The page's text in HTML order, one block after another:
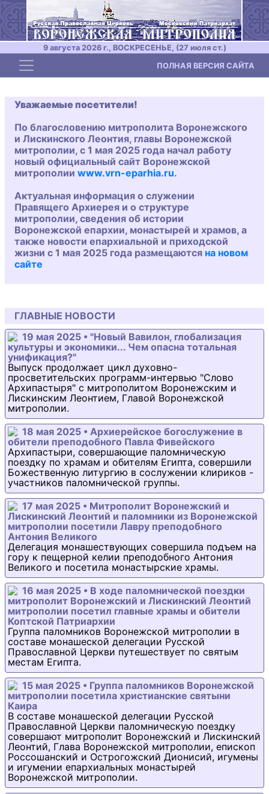
9 августа 2026 г., ВОСКРЕСЕНЬЕ, (27 июля ст.)
Toggle navigation ПОЛНАЯ ВЕРСИЯ САЙТА
Уважаемые посетители!
По благословению митрополита Воронежского
и Лискинского Леонтия, главы Воронежской
митрополии, с 1 мая 2025 года начал работу
новый официальный сайт Воронежской
митрополии www.vrn-eparhia.ru.
Актуальная информация о служении
Правящего Архиерея и о структуре
митрополии, сведения об истории
Воронежской епархии, монастырей и храмов, а
также новости епархиальной и приходской
жизни с 1 мая 2025 года размещаются на новом
сайте
ГЛАВНЫЕ НОВОСТИ
19 мая 2025 • "Новый Вавилон, глобализация
культуры и экономики... Чем опасна тотальная
унификация?"
Выпуск продолжает цикл духовно-
просветительских программ-интервью "Слово
Архипастыря" с митрополитом Воронежским и
Лискинским Леонтием, Главой Воронежской
митрополии.
18 мая 2025 • Архиерейское богослужение в
обители преподобного Павла Фивейского
Архипастыри, совершающие паломническую
поездку по храмам и обителям Египта, совершили
Божественную литургию в сослужении клириков -
участников паломнической группы.
17 мая 2025 • Митрополит Воронежский и
Лискинский Леонтий и паломники из Воронежской
митрополии посетили Лавру преподобного
Антония Великого
Делегация монашествующих совершила подъем на
гору к пещерной келии преподобного Антония
Великого и посетила монастырские храмы.
16 мая 2025 • В ходе паломнической поездки
митрополит Воронежский и Лискинский Леонтий
митрополии посетил главные храмы и обители
Коптской Патриархии
Группа паломников Воронежской митрополии в
составе монашеской делегации Русской
Православной Церкви путешествует по святым
местам Египта.
15 мая 2025 • Группа паломников Воронежской
митрополии посетила христианские святыни
Каира
В составе монашеской делегации Русской
Православной Церкви паломническую поездку
совершают митрополит Воронежский и Лискинский
Леонтий, Глава Воронежской митрополии, епископ
Россошанский и Острогожский Дионисий, игумены
и игумении епархиальных монастырей
Воронежской митрополии.